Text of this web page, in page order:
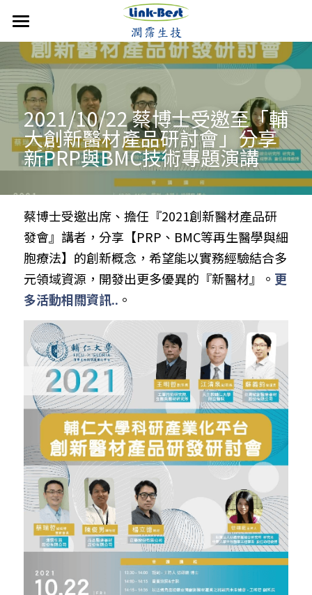
首頁
潤霈快訊
最新消息
媒體報導
影音分享
活動集錦
運動賽事
歷年新聞
公司介紹
成立沿革
技術優勢
合作計畫
專業證書
保養系列
防蚊產品
醫美產品
牙科產品
骨科產品
外科產品
血球細胞分離機
聯絡潤霈
搜索
2021/10/22 蔡博士受邀至「輔
大創新醫材產品研討會」分享
新PRP與BMC技術專題演講
蔡博士受邀出席、擔任『2021創新醫材產品研
發會』講者，分享【PRP、BMC等再生醫學與細
胞療法】的創新概念，希望能以實務經驗結合多
元領域資源，開發出更多優異的『新醫材』。 更
多活動相關資訊.. 。